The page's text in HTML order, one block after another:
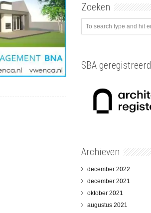
Zoeken
SBA geregistreerd
Archieven
december 2022
december 2021
oktober 2021
augustus 2021